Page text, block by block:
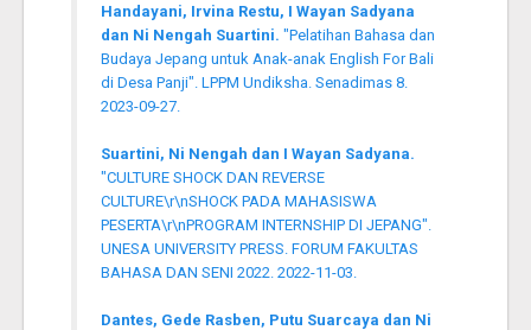
Handayani, Irvina Restu, I Wayan Sadyana
dan Ni Nengah Suartini. "Pelatihan Bahasa dan
Budaya Jepang untuk Anak-anak English For Bali
di Desa Panji". LPPM Undiksha. Senadimas 8.
2023-09-27.
Suartini, Ni Nengah dan I Wayan Sadyana.
"CULTURE SHOCK DAN REVERSE
CULTURE\r\nSHOCK PADA MAHASISWA
PESERTA\r\nPROGRAM INTERNSHIP DI JEPANG".
UNESA UNIVERSITY PRESS. FORUM FAKULTAS
BAHASA DAN SENI 2022. 2022-11-03.
Dantes, Gede Rasben, Putu Suarcaya dan Ni